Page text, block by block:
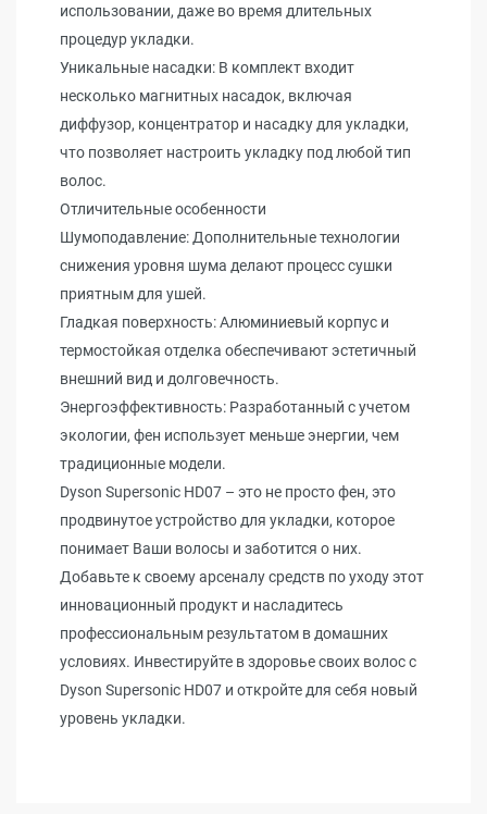
использовании, даже во время длительных
процедур укладки.
Уникальные насадки: В комплект входит
несколько магнитных насадок, включая
диффузор, концентратор и насадку для укладки,
что позволяет настроить укладку под любой тип
волос.
Отличительные особенности
Шумоподавление: Дополнительные технологии
снижения уровня шума делают процесс сушки
приятным для ушей.
Гладкая поверхность: Алюминиевый корпус и
термостойкая отделка обеспечивают эстетичный
внешний вид и долговечность.
Энергоэффективность: Разработанный с учетом
экологии, фен использует меньше энергии, чем
традиционные модели.
Dyson Supersonic HD07 – это не просто фен, это
продвинутое устройство для укладки, которое
понимает Ваши волосы и заботится о них.
Добавьте к своему арсеналу средств по уходу этот
инновационный продукт и насладитесь
профессиональным результатом в домашних
условиях. Инвестируйте в здоровье своих волос с
Dyson Supersonic HD07 и откройте для себя новый
уровень укладки.